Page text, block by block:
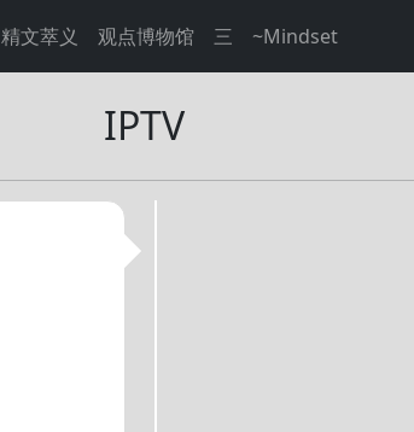
精文萃义 观点博物馆 三 ~Mindset
IPTV